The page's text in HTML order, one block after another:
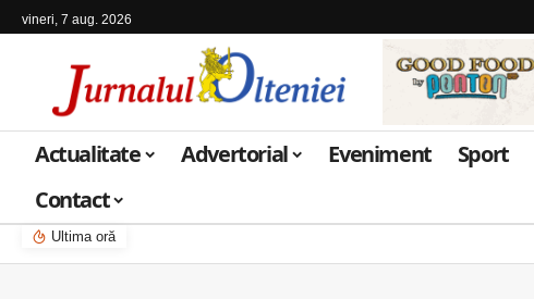
vineri, 7 aug. 2026
Actualitate Advertorial Eveniment Sport
Contact
Ultima oră